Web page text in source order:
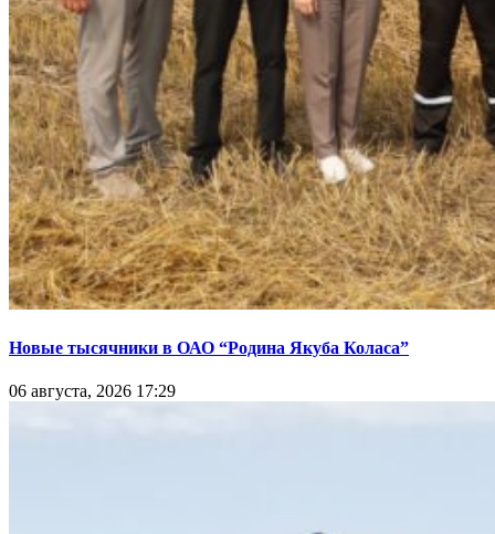
Новые тысячники в ОАО “Родина Якуба Коласа”
06 августа, 2026 17:29